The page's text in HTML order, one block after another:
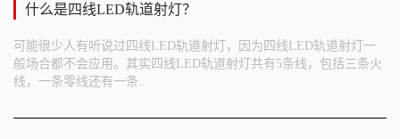
什么是四线LED轨道射灯？
可能很少人有听说过四线LED轨道射灯，因为四线LED轨道射灯一
般场合都不会应用。其实四线LED轨道射灯共有5条线，包括三条火
线，一条零线还有一条..